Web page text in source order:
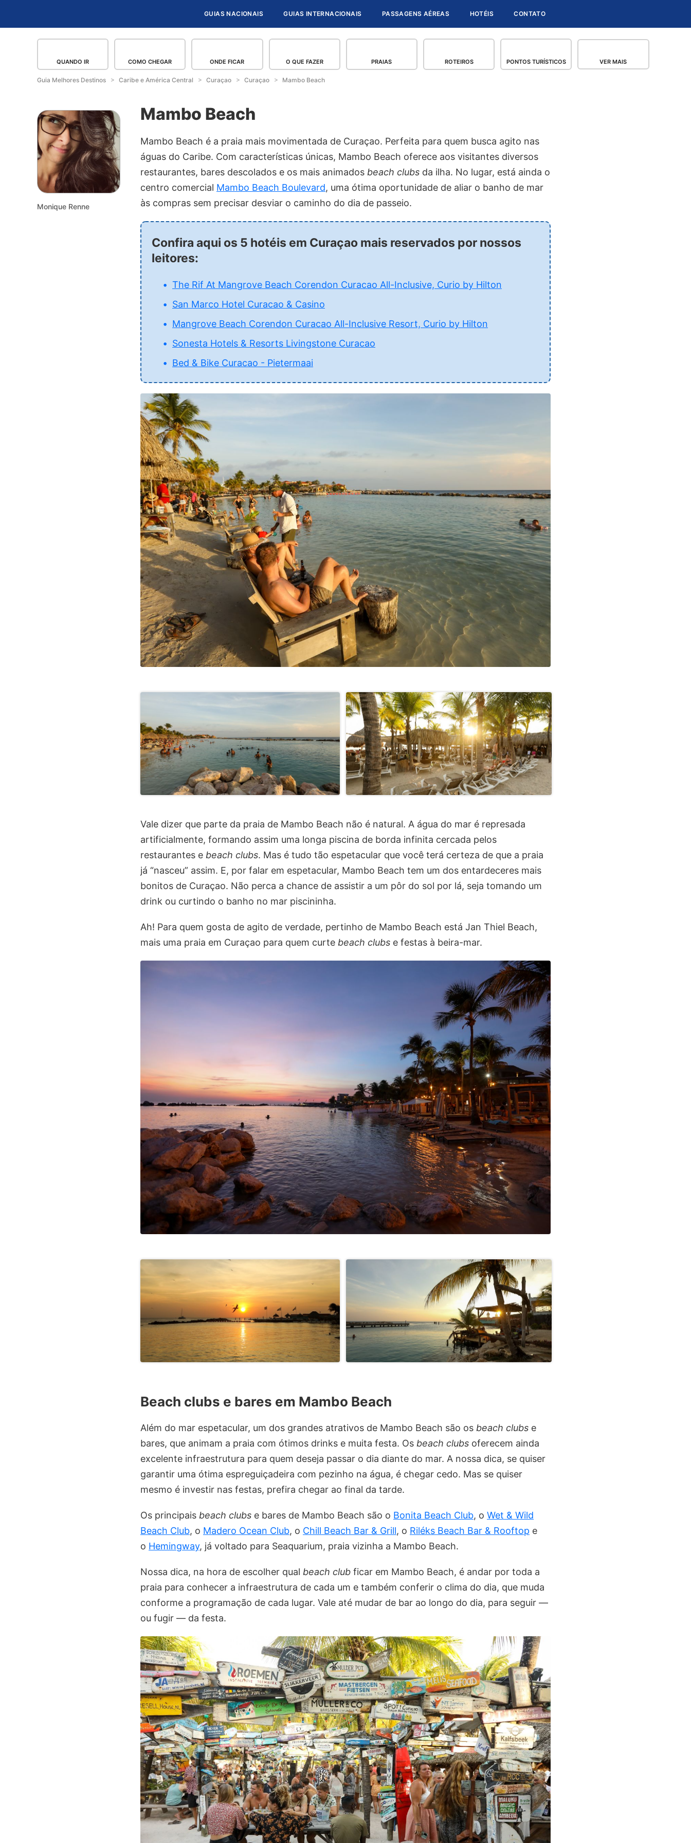
GUIAS NACIONAIS GUIAS INTERNACIONAIS PASSAGENS AÉREAS HOTÉIS CONTATO
QUANDO IR COMO CHEGAR ONDE FICAR O QUE FAZER PRAIAS ROTEIROS PONTOS TURÍSTICOS VER MAIS
Guia Melhores Destinos Caribe e América Central Curaçao Curaçao Mambo Beach
Monique Renne
Mambo Beach
Mambo Beach é a praia mais movimentada de Curaçao. Perfeita para quem busca agito nas
águas do Caribe. Com características únicas, Mambo Beach oferece aos visitantes diversos
restaurantes, bares descolados e os mais animados beach clubs da ilha. No lugar, está ainda o
centro comercial Mambo Beach Boulevard, uma ótima oportunidade de aliar o banho de mar
às compras sem precisar desviar o caminho do dia de passeio.
Confira aqui os 5 hotéis em Curaçao mais reservados por nossos
leitores:
The Rif At Mangrove Beach Corendon Curacao All-Inclusive, Curio by Hilton
San Marco Hotel Curacao & Casino
Mangrove Beach Corendon Curacao All-Inclusive Resort, Curio by Hilton
Sonesta Hotels & Resorts Livingstone Curacao
Bed & Bike Curacao - Pietermaai
Vale dizer que parte da praia de Mambo Beach não é natural. A água do mar é represada
artificialmente, formando assim uma longa piscina de borda infinita cercada pelos
restaurantes e beach clubs. Mas é tudo tão espetacular que você terá certeza de que a praia
já “nasceu” assim. E, por falar em espetacular, Mambo Beach tem um dos entardeceres mais
bonitos de Curaçao. Não perca a chance de assistir a um pôr do sol por lá, seja tomando um
drink ou curtindo o banho no mar piscininha.
Ah! Para quem gosta de agito de verdade, pertinho de Mambo Beach está Jan Thiel Beach,
mais uma praia em Curaçao para quem curte beach clubs e festas à beira-mar.
Beach clubs e bares em Mambo Beach
Além do mar espetacular, um dos grandes atrativos de Mambo Beach são os beach clubs e
bares, que animam a praia com ótimos drinks e muita festa. Os beach clubs oferecem ainda
excelente infraestrutura para quem deseja passar o dia diante do mar. A nossa dica, se quiser
garantir uma ótima espreguiçadeira com pezinho na água, é chegar cedo. Mas se quiser
mesmo é investir nas festas, prefira chegar ao final da tarde.
Os principais beach clubs e bares de Mambo Beach são o Bonita Beach Club, o Wet & Wild
Beach Club, o Madero Ocean Club, o Chill Beach Bar & Grill, o Riléks Beach Bar & Rooftop e
o Hemingway, já voltado para Seaquarium, praia vizinha a Mambo Beach.
Nossa dica, na hora de escolher qual beach club ficar em Mambo Beach, é andar por toda a
praia para conhecer a infraestrutura de cada um e também conferir o clima do dia, que muda
conforme a programação de cada lugar. Vale até mudar de bar ao longo do dia, para seguir —
ou fugir — da festa.